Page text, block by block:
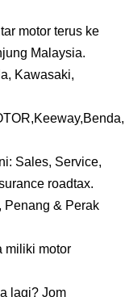
motor terus ke
Malaysia.
Kawasaki,
Sales, Service,
roadtax.
Penang & Perak
miliki motor
lagi? Jom